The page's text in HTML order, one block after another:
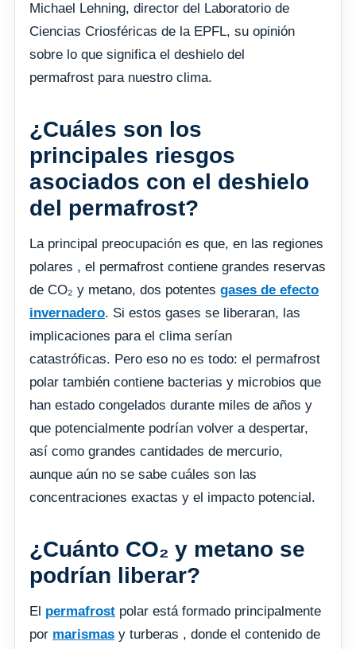
Michael Lehning, director del Laboratorio de
Ciencias Criosféricas de la EPFL, su opinión
sobre lo que significa el deshielo del
permafrost para nuestro clima.
¿Cuáles son los
principales riesgos
asociados con el deshielo
del permafrost?
La principal preocupación es que, en las regiones
polares , el permafrost contiene grandes reservas
de CO₂ y metano, dos potentes gases de efecto
invernadero. Si estos gases se liberaran, las
implicaciones para el clima serían
catastróficas. Pero eso no es todo: el permafrost
polar también contiene bacterias y microbios que
han estado congelados durante miles de años y
que potencialmente podrían volver a despertar,
así como grandes cantidades de mercurio,
aunque aún no se sabe cuáles son las
concentraciones exactas y el impacto potencial.
¿Cuánto CO₂ y metano se
podrían liberar?
El permafrost polar está formado principalmente
por marismas y turberas , donde el contenido de